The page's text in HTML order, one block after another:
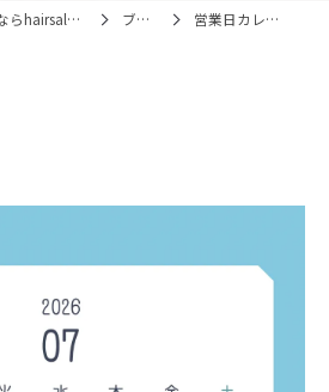
福岡県井尻の美容室ならhairsalon NaLu. ブログ 営業日カレンダー